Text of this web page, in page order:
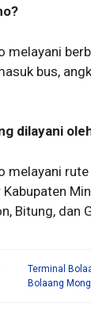
melayani
bus,
dilayani
melayani
Bitung, dan
Terminal
Bolaang